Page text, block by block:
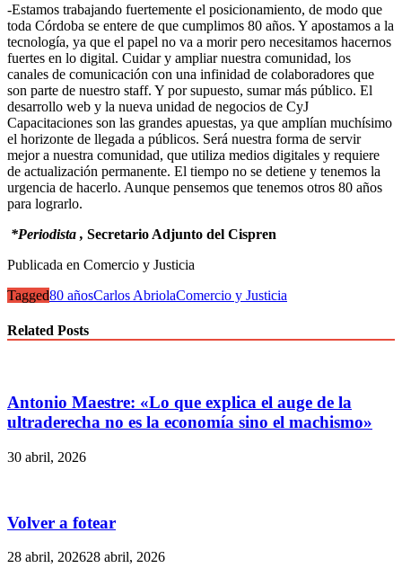
-Estamos trabajando fuertemente el posicionamiento, de modo que
toda Córdoba se entere de que cumplimos 80 años. Y apostamos a la
tecnología, ya que el papel no va a morir pero necesitamos hacernos
fuertes en lo digital. Cuidar y ampliar nuestra comunidad, los
canales de comunicación con una infinidad de colaboradores que
son parte de nuestro staff. Y por supuesto, sumar más público. El
desarrollo web y la nueva unidad de negocios de CyJ
Capacitaciones son las grandes apuestas, ya que amplían muchísimo
el horizonte de llegada a públicos. Será nuestra forma de servir
mejor a nuestra comunidad, que utiliza medios digitales y requiere
de actualización permanente. El tiempo no se detiene y tenemos la
urgencia de hacerlo. Aunque pensemos que tenemos otros 80 años
para lograrlo.
*Periodista , Secretario Adjunto del Cispren
Publicada en Comercio y Justicia
Tagged80 añosCarlos AbriolaComercio y Justicia
Related Posts
Antonio Maestre: «Lo que explica el auge de la
ultraderecha no es la economía sino el machismo»
30 abril, 2026
Volver a fotear
28 abril, 202628 abril, 2026